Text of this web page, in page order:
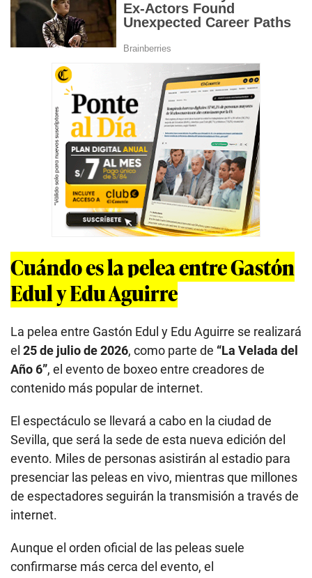
Cuándo es la pelea entre Gastón
Edul y Edu Aguirre
La pelea entre Gastón Edul y Edu Aguirre se realizará
el 25 de julio de 2026, como parte de “La Velada del
Año 6”, el evento de boxeo entre creadores de
contenido más popular de internet.
El espectáculo se llevará a cabo en la ciudad de
Sevilla, que será la sede de esta nueva edición del
evento. Miles de personas asistirán al estadio para
presenciar las peleas en vivo, mientras que millones
de espectadores seguirán la transmisión a través de
internet.
Aunque el orden oficial de las peleas suele
confirmarse más cerca del evento, el